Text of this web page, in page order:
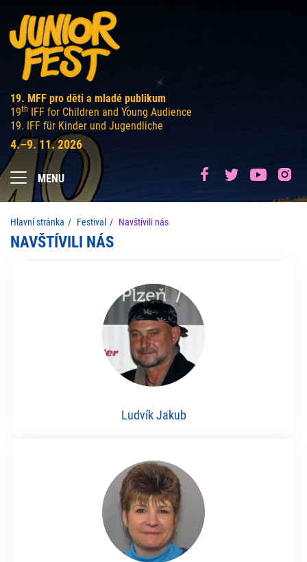
19. MFF pro děti a mladé publikum
19th IFF for Children and Young Audience
19. IFF für Kinder und Jugendliche
4.–9. 11. 2026
MENU
Hlavní stránka Festival Navštívili nás
NAVŠTÍVILI NÁS
Ludvík Jakub